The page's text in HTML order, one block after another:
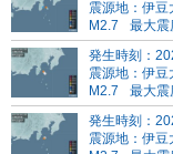
震源地：伊豆
M2.7
最大震
発生時刻：
震源地：伊豆
M2.7
最大震
発生時刻：
震源地：伊豆